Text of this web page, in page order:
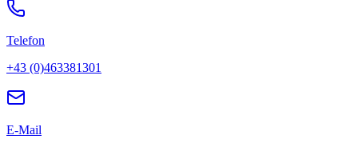
Telefon
+43 (0)463381301
E-Mail